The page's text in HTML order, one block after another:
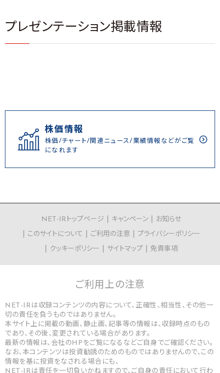
プレゼンテーション掲載情報
株価情報
株価/チャート/関連ニュース/業績情報などがご覧
になれます
NET-IRトップページ キャンペーン
お知らせ
このサイトについて
ご利用の注意
プライバシーポリシー
クッキーポリシー
サイトマップ 免責事項
ご利用上の注意
NET-IRは収録コンテンツの内容について、正確性、相当性、その他一
切の責任を負うものではありません。
本サイト上に掲載の動画、静止画、記事等の情報は、収録時点のもの
であり、その後、変更されている場合があります。
最新の情報は、会社のHPをご覧になるなどご自身でご確認ください。
なお、本コンテンツは投資勧誘のためのものではありませんので、この
情報を基に投資をなされる場合にも、
NET-IRは責任を一切負いかねますので、ご自身の責任において行わ